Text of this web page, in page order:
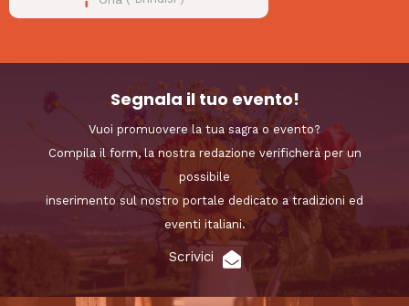
Segnala il tuo evento!
Vuoi promuovere la tua sagra o evento?
Compila il form, la nostra redazione verificherà per un
possibile
inserimento sul nostro portale dedicato a tradizioni ed
eventi italiani.
Scrivici